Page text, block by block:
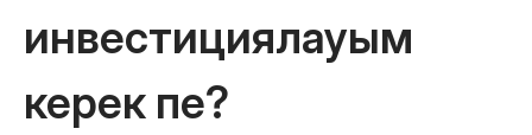
инвестициялауым
керек пе?